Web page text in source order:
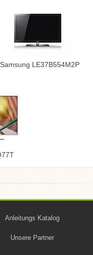
Samsung LE37B554M2P
Anleitungs Katalog
Unsere Partner